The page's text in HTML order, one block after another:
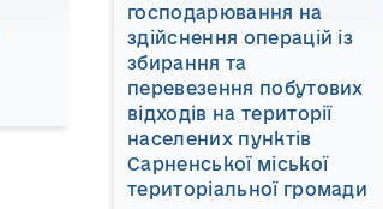
господарювання на
здійснення операцій із
збирання та
перевезення побутових
відходів на території
населених пунктів
Сарненської міської
територіальної громади